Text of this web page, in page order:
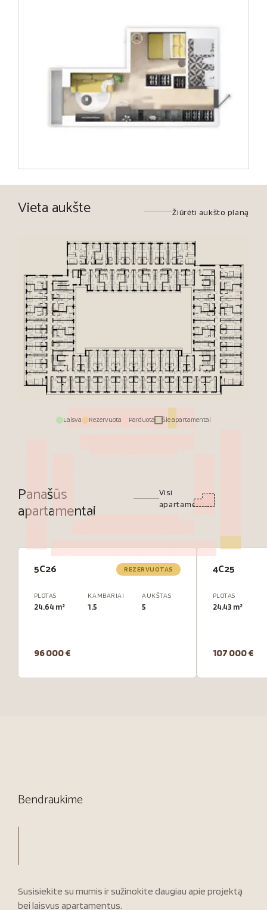
Vieta aukšte Žiūrėti aukšto planą
Laisva Rezervuota Parduota Šie apartamentai
Panašūs
apartamentai
Visi
apartamentai
5C26 REZERVUOTAS
PLOTAS
24.64 m²
KAMBARIAI
1.5
AUKŠTAS
5
96 000 €
4C25
PLOTAS
24.43 m²
107 000 €
Bendraukime
Susisiekite su mumis ir sužinokite daugiau apie projektą
bei laisvus apartamentus.